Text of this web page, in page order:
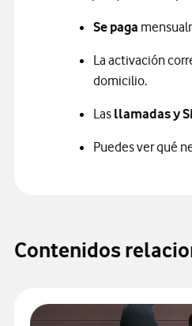
Se paga
La activación
domicilio.
Las llamadas y
Puedes ver qué
Contenidos